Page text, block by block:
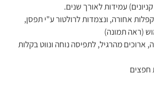
עמידות לאורך שנים.
אחורה, ונצמדות לרולטור ע"י תפסן,
(ראה תמונה)
ארוכים מהרגיל, לתפיסה נוחה ונווט בקלות
חפצים